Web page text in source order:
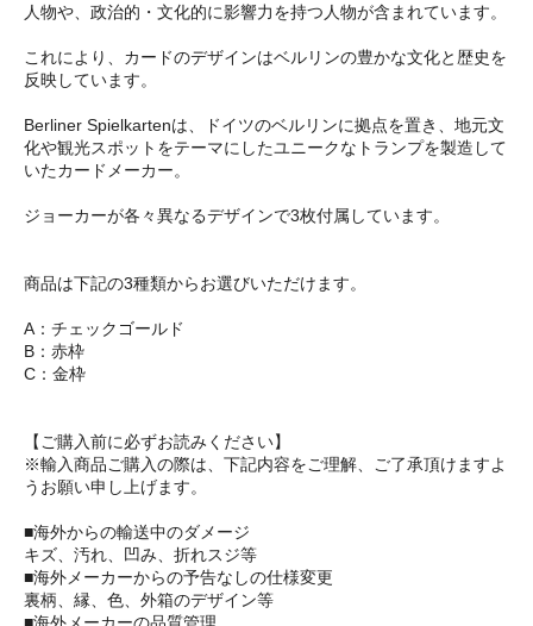
人物や、政治的・文化的に影響力を持つ人物が含まれています。
これにより、カードのデザインはベルリンの豊かな文化と歴史を
反映しています。
Berliner Spielkartenは、ドイツのベルリンに拠点を置き、地元文
化や観光スポットをテーマにしたユニークなトランプを製造して
いたカードメーカー。
ジョーカーが各々異なるデザインで3枚付属しています。
商品は下記の3種類からお選びいただけます。
A：チェックゴールド
B：赤枠
C：金枠
【ご購入前に必ずお読みください】
※輸入商品ご購入の際は、下記内容をご理解、ご了承頂けますよ
うお願い申し上げます。
■海外からの輸送中のダメージ
キズ、汚れ、凹み、折れスジ等
■海外メーカーからの予告なしの仕様変更
裏柄、縁、色、外箱のデザイン等
■海外メーカーの品質管理